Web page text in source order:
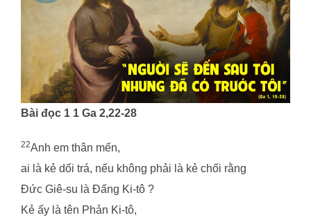
Bài đọc 1 1 Ga 2,22-28
22Anh em thân mến,
ai là kẻ dối trá, nếu không phải là kẻ chối rằng
Đức Giê-su là Đấng Ki-tô ?
Kẻ ấy là tên Phản Ki-tô,